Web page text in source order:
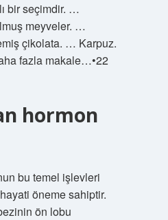
bir seçimdir. …
meyveler. …
çikolata. … Karpuz.
fazla makale…•22
hormon
bu temel işlevleri
öneme sahiptir.
ön lobu